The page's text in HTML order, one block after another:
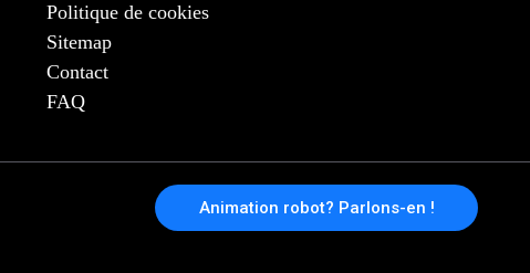
Politique de cookies
Sitemap
Contact
FAQ
Animation robot? Parlons-en !